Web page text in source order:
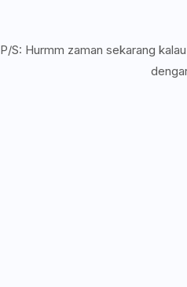
P/S: Hurmm zaman sekarang